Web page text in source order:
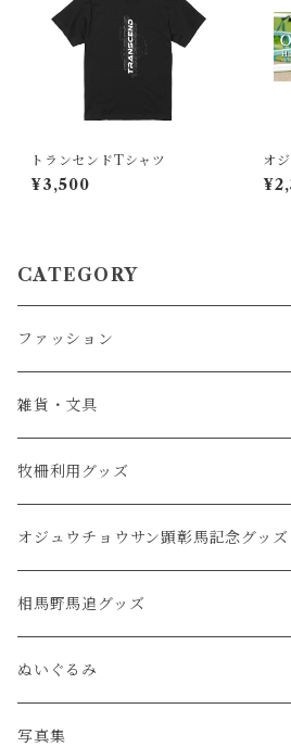
トランセンドTシャツ
¥3,500
オ
念
CATEGORY
ファッション
服・アパレル
キャップ・帽子
バッグ
ファッション小物
雑貨・文具
タオル
クリアファイル・ノート
ステッカー・ポストカード
キーホルダー
缶バッジ
牧柵利用グッズ
オジュウチョウサン顕彰馬記念グッズ
相馬野馬追グッズ
ぬいぐるみ
写真集